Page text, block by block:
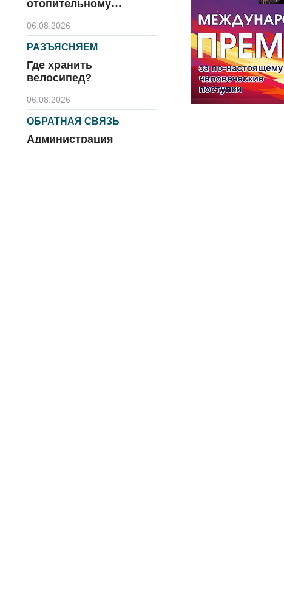
отопительному
06.08.2026
РАЗЪЯСНЯЕМ
Где хранить
велосипед?
06.08.2026
ОБРАТНАЯ СВЯЗЬ
Администрация